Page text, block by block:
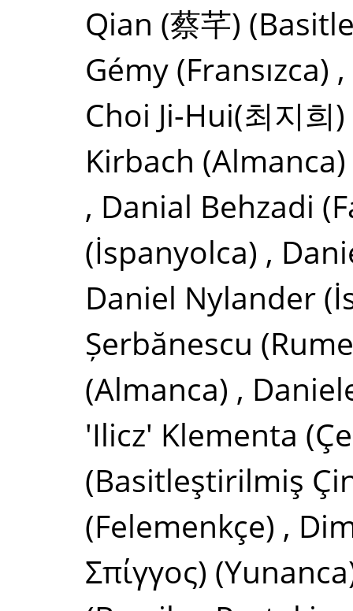
Qian (蔡芊)
Gémy (Fransızca) ,
Choi Ji-Hui(최지희)
Kirbach (Almanca)
, Danial Behzadi
(İspanyolca) ,
Daniel Nylander
Șerbănescu
(Almanca) ,
'Ilicz' Klementa
(Basitleştirilmiş
(Felemenkçe) ,
Σπίγγος)